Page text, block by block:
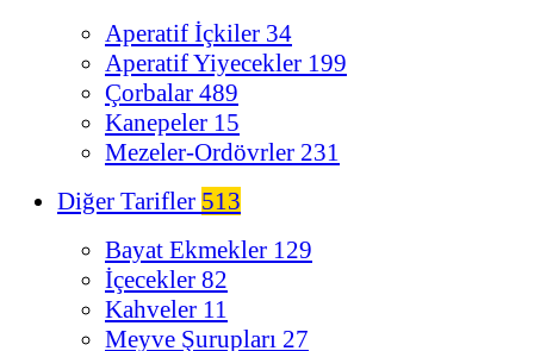
Aperatif İçkiler 34
Aperatif Yiyecekler 199
Çorbalar 489
Kanepeler 15
Mezeler-Ordövrler 231
Diğer Tarifler 513
Bayat Ekmekler 129
İçecekler 82
Kahveler 11
Meyve Şurupları 27